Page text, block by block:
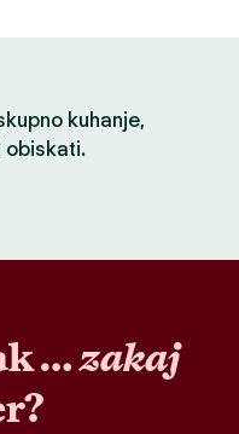
kuhanje,
obiskati.
…zakaj